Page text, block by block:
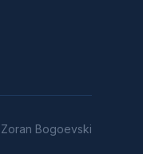
Bogoevski